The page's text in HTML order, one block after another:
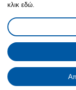
Πολιτική
Γενική
κλικ εδώ.